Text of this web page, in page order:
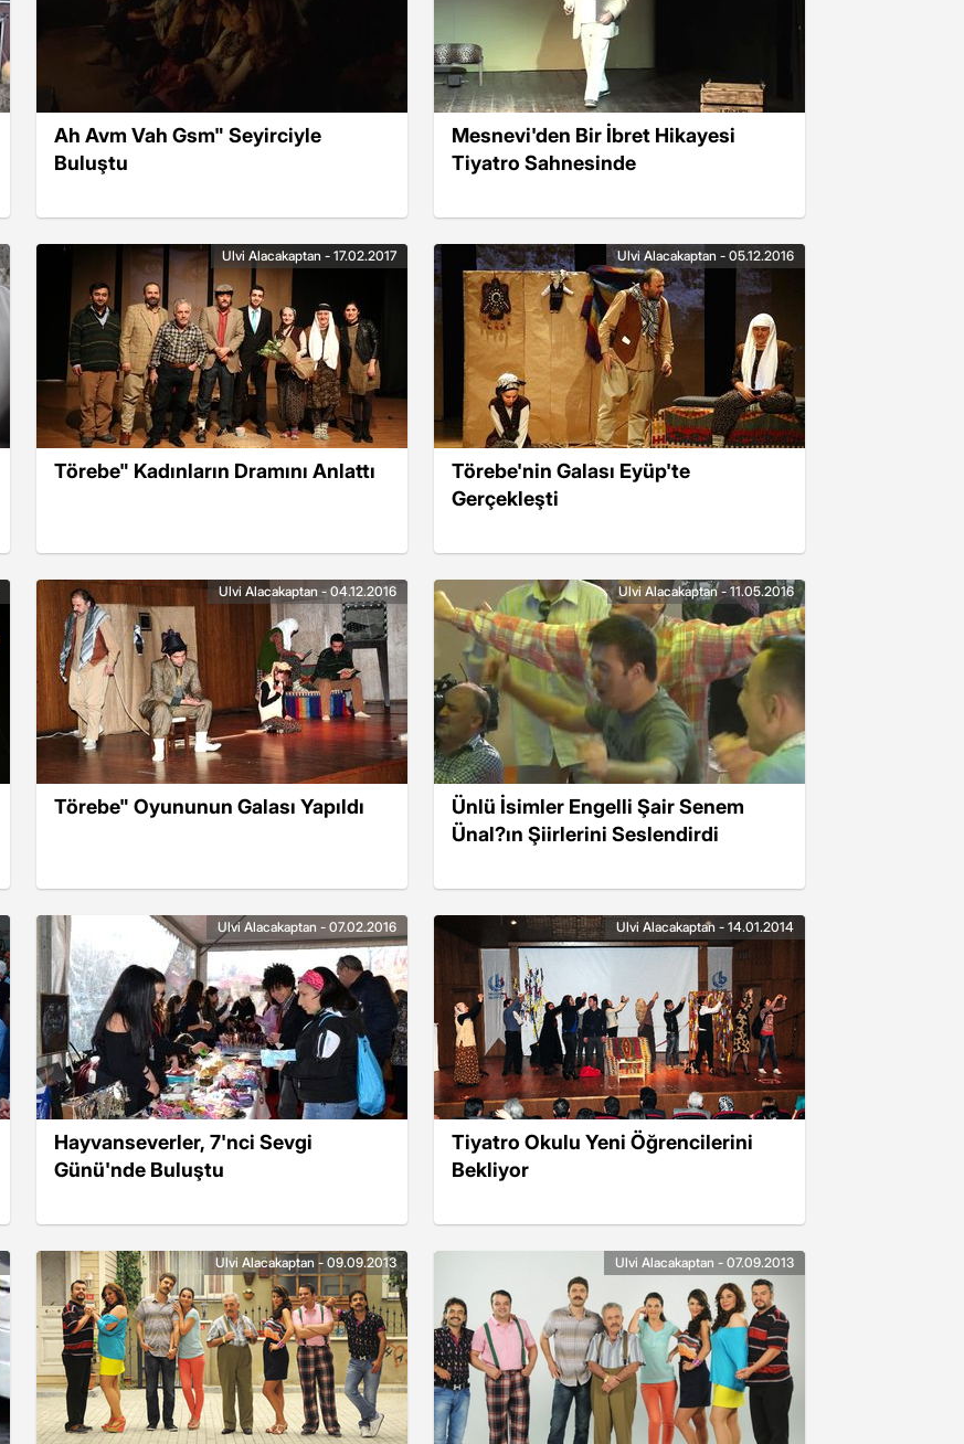
Ah Avm Vah Gsm" Seyirciyle
Buluştu
Mesnevi'den Bir İbret Hikayesi
Tiyatro Sahnesinde
Törebe" Kadınların Dramını Anlattı
Ulvi Alacakaptan - 17.02.2017
Törebe'nin Galası Eyüp'te
Gerçekleşti
Ulvi Alacakaptan - 05.12.2016
Törebe" Oyununun Galası Yapıldı
Ulvi Alacakaptan - 04.12.2016
Ünlü İsimler Engelli Şair Senem
Ünal?ın Şiirlerini Seslendirdi
Ulvi Alacakaptan - 11.05.2016
Hayvanseverler, 7'nci Sevgi
Günü'nde Buluştu
Ulvi Alacakaptan - 07.02.2016
Tiyatro Okulu Yeni Öğrencilerini
Bekliyor
Ulvi Alacakaptan - 14.01.2014
Ulvi Alacakaptan - 09.09.2013 Ulvi Alacakaptan - 07.09.2013